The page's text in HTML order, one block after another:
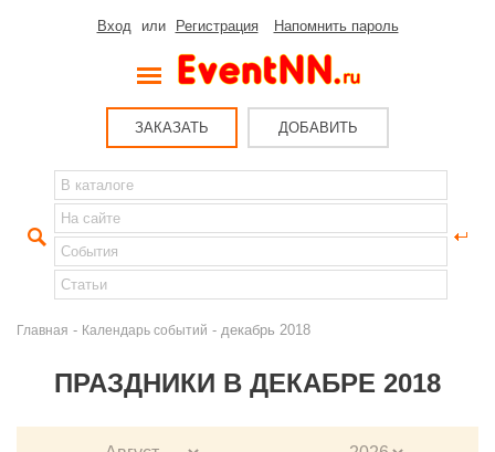
Вход или Регистрация Напомнить пароль
ЗАКАЗАТЬ ДОБАВИТЬ
Главная - Календарь событий - декабрь 2018
ПРАЗДНИКИ В ДЕКАБРЕ 2018